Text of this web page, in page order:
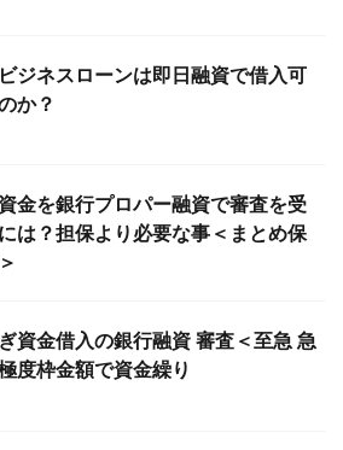
ジネスローンは即日融資で借入可
か？
金を銀行プロパー融資で審査を受
は？担保より必要な事＜まとめ保
資金借入の銀行融資 審査＜至急 急
度枠金額で資金繰り